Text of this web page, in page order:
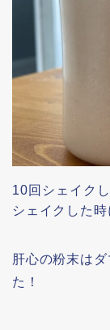
10回シェイク
シェイクした時
肝心の粉末は
た！